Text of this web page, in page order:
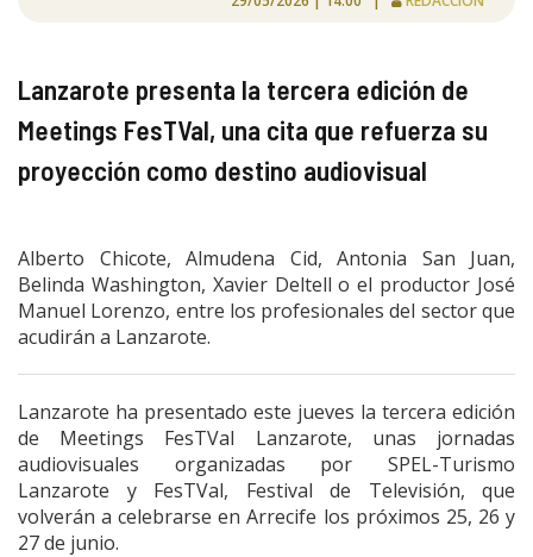
Lanzarote presenta la tercera edición de
Meetings FesTVal, una cita que refuerza su
proyección como destino audiovisual
Alberto Chicote, Almudena Cid, Antonia San Juan,
Belinda Washington, Xavier Deltell o el productor José
Manuel Lorenzo, entre los profesionales del sector que
acudirán a Lanzarote.
Lanzarote ha presentado este jueves la tercera edición
de Meetings FesTVal Lanzarote, unas jornadas
audiovisuales organizadas por SPEL-Turismo
Lanzarote y FesTVal, Festival de Televisión, que
volverán a celebrarse en Arrecife los próximos 25, 26 y
27 de junio.